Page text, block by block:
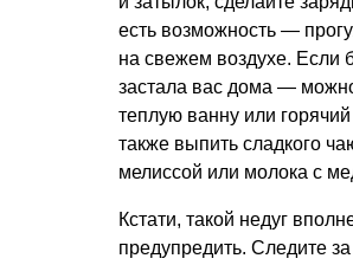
есть возможность —
на свежем воздухе. Если
застала вас дома —
теплую ванну или
также выпить сладкого
мелиссой или молока с
Кстати, такой недуг
предупредить. Следите за